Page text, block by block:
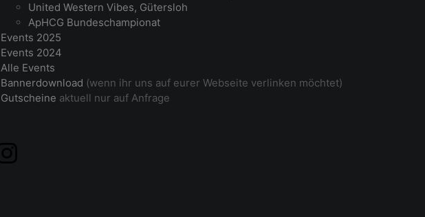
United Western Vibes, Gütersloh
ApHCG Bundeschampionat
Events 2025
Events 2024
Alle Events
Bannerdownload (wenn ihr uns auf eurer Webseite verlinken möchtet)
Gutscheine aktuell nur auf Anfrage